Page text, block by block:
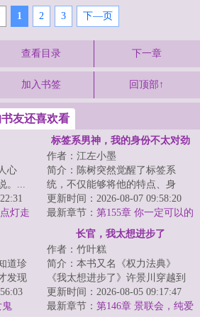
1 2 3 下—页
查看目录 下一章
加入书签 回顶部↑
友还喜欢看
心
。...
灯走
标签系男神，我的身份不太对劲
作者：江左小墨
简介：陈树突然觉醒了标签系
统，不仅能够将他的特点、身
份、特长之类的属性具化为标
签，提供增益，并且还...
更新时间：2026-08-07 09:58:20
最新章节： 第155章 你一定可以的
道珍
发现
事业
鬼
长官，我太想进步了
作者：竹叶糕
简介：本书又名《权力法典》
《我太想进步了》许景川穿越到
大灾变后秩序重建之初的蓝星，
这里工业体系崩塌...
更新时间：2026-08-05 09:17:47
最新章节： 第146章 景联会，纯爱